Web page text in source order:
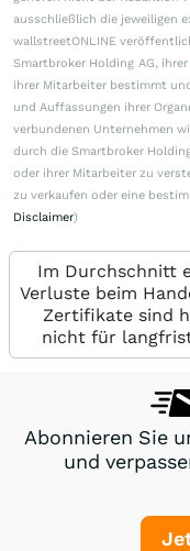
ausschließlich die jeweiligen
wallstreetONLINE
Smartbroker Holding AG,
ihrer Mitarbeiter bestimmt
und Auffassungen ihrer
verbundenen Unternehmen
durch die Smartbroker
oder ihrer Mitarbeiter zu
zu verkaufen oder eine
Disclaimer)
Im Durchschnitt
Verluste beim
Zertifikate sind
nicht für
Abonnieren Sie
und